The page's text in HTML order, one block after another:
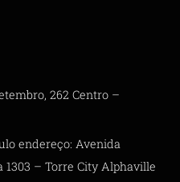
262 Centro –
endereço: Avenida
1303 – Torre City Alphaville